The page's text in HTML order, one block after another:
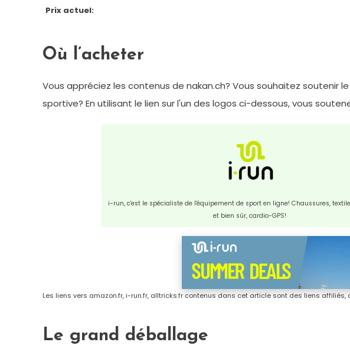
Prix actuel:
Où l’acheter
Vous appréciez les contenus de nakan.ch? Vous souhaitez
sportive? En utilisant le lien sur l'un des logos ci-dessous, vous
i-run, c'est le spécialiste de l'équipement de sport en ligne! Chaussures,
et bien sûr, cardio-GPS!
Les liens vers amazon.fr, i-run.fr, alltricks.fr contenus dans cet article sont des liens
Le grand déballage